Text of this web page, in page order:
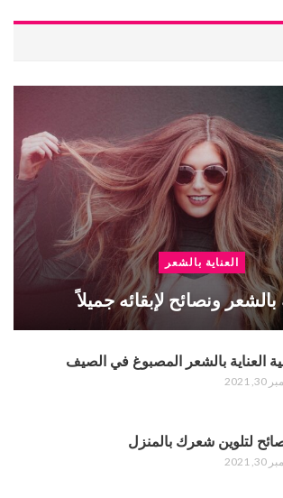
العناية بالشعر
بالشعر ونصائح لإبقائه جميلاً
العناية بالشعر المصبوغ في الصيف
2021
2021